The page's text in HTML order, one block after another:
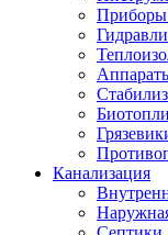
Приборы
Канализация